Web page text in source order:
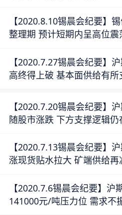
【2020.8.10锡晨会纪要】
整理期 预计短期内呈高位震
【2020.7.27锡晨会纪要】
高终得上破 基本面供给有所
【2020.7.20锡晨会纪要】
随股市涨跌 下方支撑逻辑仍
【2020.7.13锡晨会纪要】
涨现货贴水拉大 矿端供给再
【2020.7.6锡晨会纪要】沪
141000元/吨压力位 需求不